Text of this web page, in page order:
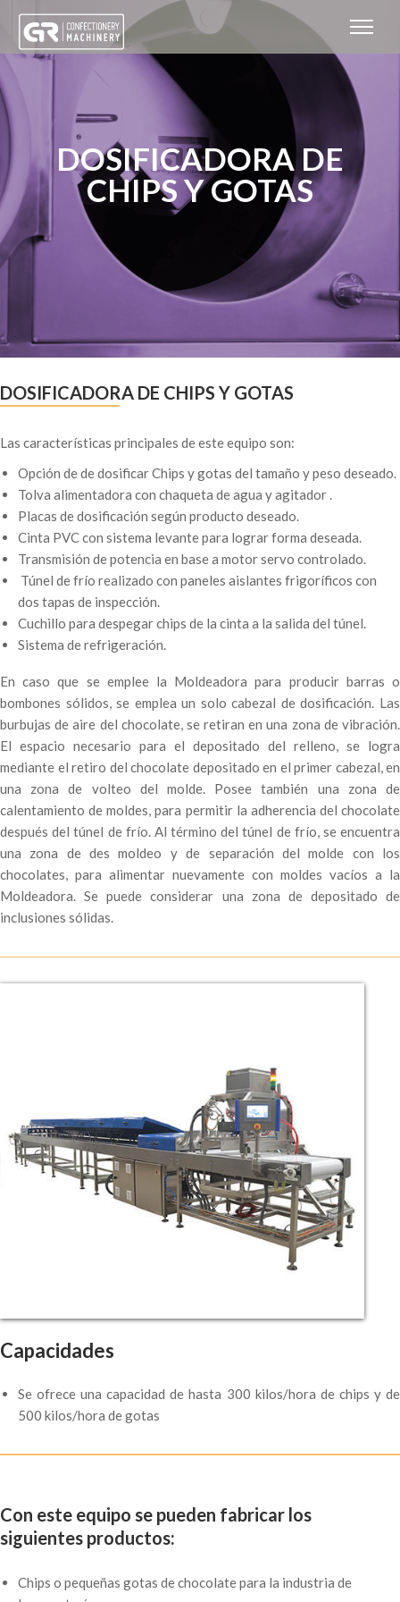
DOSIFICADORA DE
CHIPS Y GOTAS
DOSIFICADORA DE CHIPS Y GOTAS
Las características principales de este equipo son:
Opción de de dosificar Chips y gotas del tamaño y peso deseado.
Tolva alimentadora con chaqueta de agua y agitador .
Placas de dosificación según producto deseado.
Cinta PVC con sistema levante para lograr forma deseada.
Transmisión de potencia en base a motor servo controlado.
Túnel de frío realizado con paneles aislantes frigoríficos con
dos tapas de inspección.
Cuchillo para despegar chips de la cinta a la salida del túnel.
Sistema de refrigeración.
En caso que se emplee la Moldeadora para producir barras o
bombones sólidos, se emplea un solo cabezal de dosificación. Las
burbujas de aire del chocolate, se retiran en una zona de vibración.
El espacio necesario para el depositado del relleno, se logra
mediante el retiro del chocolate depositado en el primer cabezal, en
una zona de volteo del molde. Posee también una zona de
calentamiento de moldes, para permitir la adherencia del chocolate
después del túnel de frío. Al término del túnel de frío, se encuentra
una zona de des moldeo y de separación del molde con los
chocolates, para alimentar nuevamente con moldes vacíos a la
Moldeadora. Se puede considerar una zona de depositado de
inclusiones sólidas.
Se ofrece una capacidad de hasta 300 kilos/hora de chips y de
Con este equipo se pueden fabricar los